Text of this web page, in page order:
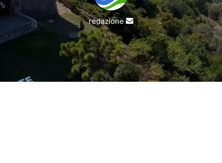
redazione
Invia
un'email